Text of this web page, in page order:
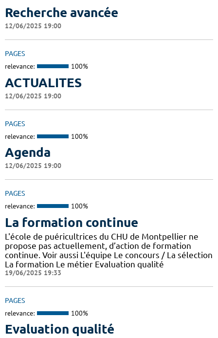
Recherche avancée
12/06/2025 19:00
PAGES
relevance: 100%
ACTUALITES
12/06/2025 19:00
PAGES
relevance: 100%
Agenda
12/06/2025 19:00
PAGES
relevance: 100%
La formation continue
L'école de puéricultrices du CHU de Montpellier ne
propose pas actuellement, d’action de formation
continue. Voir aussi L'équipe Le concours / La sélection
La formation Le métier Evaluation qualité
19/06/2025 19:33
PAGES
relevance: 100%
Evaluation qualité